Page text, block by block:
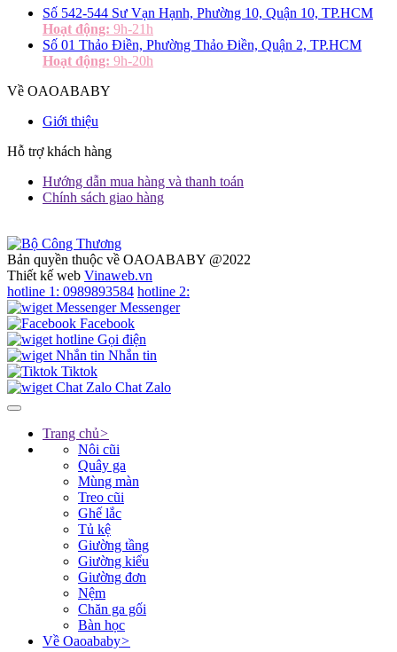
Số 542-544 Sư Vạn Hạnh, Phường 10, Quận 10, TP.HCM
Hoạt động: 9h-21h
Số 01 Thảo Điền, Phường Thảo Điền, Quận 2, TP.HCM
Hoạt động: 9h-20h
Về OAOABABY
Giới thiệu
Hỗ trợ khách hàng
Hướng dẫn mua hàng và thanh toán
Chính sách giao hàng
Bản quyền thuộc về OAOABABY @2022
Thiết kế web Vinaweb.vn
hotline 1: 0989893584 hotline 2:
Messenger
Facebook
Gọi điện
Nhắn tin
Tiktok
Chat Zalo
Trang chủ>
Nôi cũi
Quây ga
Mùng màn
Treo cũi
Ghế lắc
Tủ kệ
Giường tầng
Giường kiểu
Giường đơn
Nệm
Chăn ga gối
Bàn học
Về Oaoababy>